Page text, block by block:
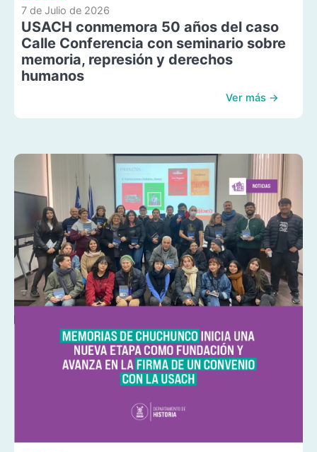
7 de Julio de 2026
USACH conmemora 50 años del caso
Calle Conferencia con seminario sobre
memoria, represión y derechos
humanos
Ver más →